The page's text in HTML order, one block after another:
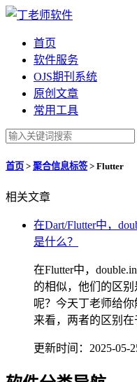
首页
软件服务
OJS期刊系统
原创文章
常用工具
首页 > 聚合信息标签> Flutter
相关文章
在Dart/Flutter中，
是什么？
在Flutter中，
的相似，他们的区
呢？今天丁老师给
来看，两者的区别在
更新时间：2025-05-